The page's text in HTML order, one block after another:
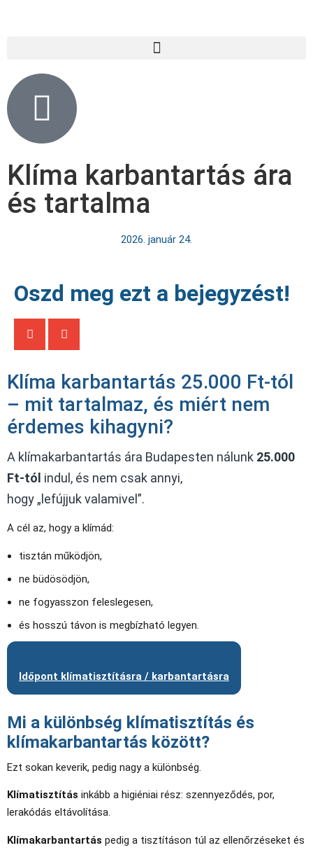
Klíma karbantartás ára
és tartalma
2026. január 24.
Oszd meg ezt a bejegyzést!
Klíma karbantartás 25.000 Ft-tól
– mit tartalmaz, és miért nem
érdemes kihagyni?
A klímakarbantartás ára Budapesten nálunk 25.000
Ft-tól indul, és nem csak annyi,
hogy „lefújjuk valamivel”.
A cél az, hogy a klímád:
tisztán működjön,
ne büdösödjön,
ne fogyasszon feleslegesen,
és hosszú távon is megbízható legyen.
Időpont klímatisztításra / karbantartásra
Mi a különbség klímatisztítás és
klímakarbantartás között?
Ezt sokan keverik, pedig nagy a különbség.
Klímatisztítás inkább a higiéniai rész: szennyeződés, por,
lerakódás eltávolítása.
Klímakarbantartás pedig a tisztításon túl az ellenőrzéseket és